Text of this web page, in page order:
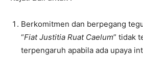
Berkomitmen dan berpegang
“Fiat Justitia Ruat Caelum” tidak
terpengaruh apabila ada upaya